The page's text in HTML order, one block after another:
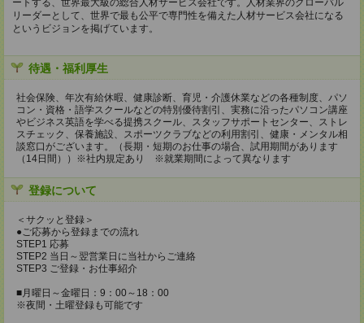
ートする、世界最大級の総合人材サービス会社です。人材業界のグローバル
リーダーとして、世界で最も公平で専門性を備えた人材サービス会社になる
というビジョンを掲げています。
待遇・福利厚生
社会保険、年次有給休暇、健康診断、育児・介護休業などの各種制度、パソ
コン・資格・語学スクールなどの特別優待割引、実務に沿ったパソコン講座
やビジネス英語を学べる提携スクール、スタッフサポートセンター、ストレ
スチェック、保養施設、スポーツクラブなどの利用割引、健康・メンタル相
談窓口がございます。（長期・短期のお仕事の場合、試用期間があります
（14日間））※社内規定あり ※就業期間によって異なります
登録について
＜サクッと登録＞
●ご応募から登録までの流れ
STEP1 応募
STEP2 当日～翌営業日に当社からご連絡
STEP3 ご登録・お仕事紹介
■月曜日～金曜日：9：00～18：00
※夜間・土曜登録も可能です